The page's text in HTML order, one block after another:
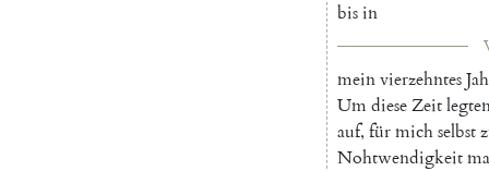
bisin
meinvierzehntes
UmdieseZeit
auf, fürmichselbst
Nohtwendigkeit